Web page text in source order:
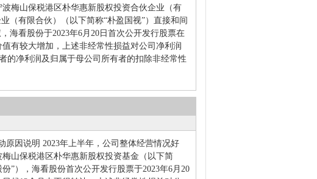
梅山保税港区朴华惠新股权投资合伙企业（有
（有限合伙）（以下简称“朴盈国视”）直接和间
海看股份于2023年6月20日首次公开发行股票在
有较大增加，上述非经常性损益对公司净利润
的净利润及归属于母公司所有者的扣除非经常性
原因说明 2023年上半年，公司整体经营情况好
山保税港区朴华惠新股权投资基金（以下简
”），海看股份首次公开发行股票于2023年6月20